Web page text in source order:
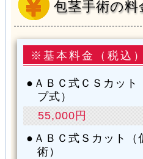
包茎手術の料
※基本料金（税込）
ＡＢＣ式ＣＳカッ
プ式）
55,000円
ＡＢＣ式Ｓカット（
術）